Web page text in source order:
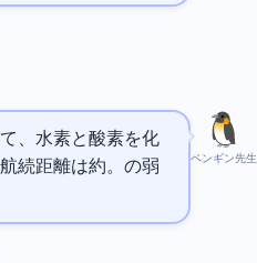
ペンギン先生
いて、水素と酸素を化
離は約800km。の弱